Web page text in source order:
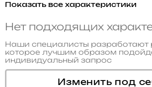
Показать все характеристики
Нет подходящих
Наши специалисты разработают
которое лучшим образом
индивидуальный запрос
Изменить под